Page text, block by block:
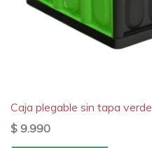
Caja plegable sin tapa verde
$ 9.990